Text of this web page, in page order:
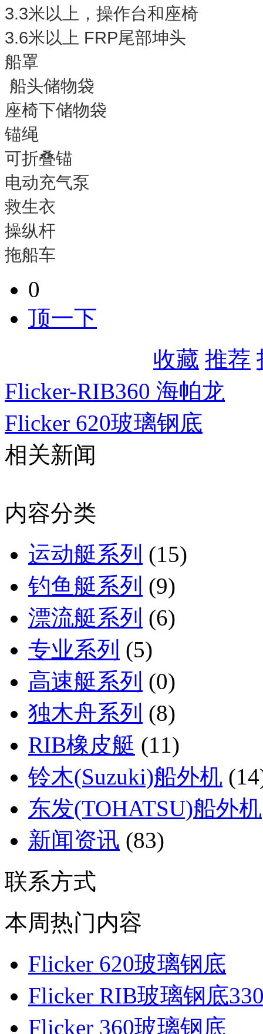
3.3米以上，操作台和座椅
3.6米以上 FRP尾部坤头
船罩
船头储物袋
座椅下储物袋
锚绳
可折叠锚
电动充气泵
救生衣
操纵杆
拖船车
0
顶一下
收藏 推荐
Flicker-RIB360 海帕龙
Flicker 620玻璃钢底
相关新闻
内容分类
运动艇系列 (15)
钓鱼艇系列 (9)
漂流艇系列 (6)
专业系列 (5)
高速艇系列 (0)
独木舟系列 (8)
RIB橡皮艇 (11)
铃木(Suzuki)船外机
东发(TOHATSU)船外机
新闻资讯 (83)
联系方式
本周热门内容
Flicker 620玻璃钢底
Flicker RIB玻璃钢底
Flicker 360玻璃钢底